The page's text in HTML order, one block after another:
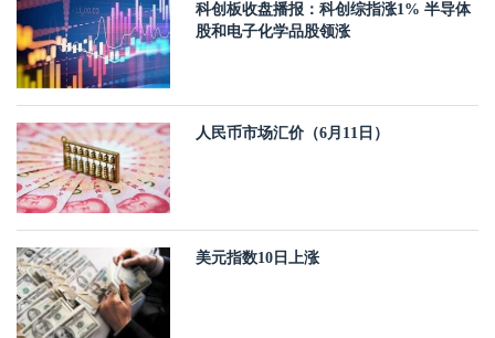
科创板收盘播报：科创综指涨1% 半导体
股和电子化学品股领涨
人民币市场汇价（6月11日）
美元指数10日上涨